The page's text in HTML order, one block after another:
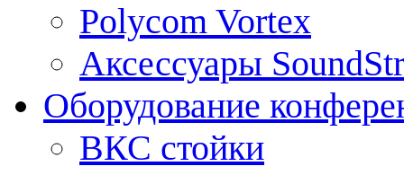
Polycom Vortex
Аксессуары
Оборудование
ВКС стойки